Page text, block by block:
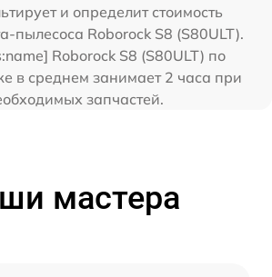
и определит стоимость
пылесоса Roborock S8 (S80ULT).
Roborock S8 (S80ULT) по
в среднем занимает 2 часа при
запчастей.
мастера